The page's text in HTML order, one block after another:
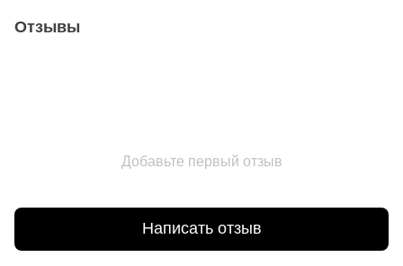
Отзывы
Добавьте первый отзыв
Написать отзыв